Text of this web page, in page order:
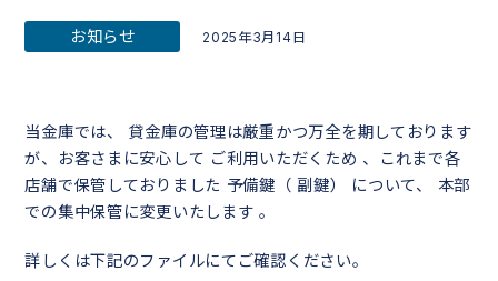
お知らせ 2025年3月14日
当金庫では、 貸金庫の管理は厳重かつ万全を期しております
が、お客さまに安心して ご利用いただくため 、これまで各
店舗で保管しておりました 予備鍵（ 副鍵） について、 本部
での集中保管に変更いたします 。
詳しくは下記のファイルにてご確認ください。